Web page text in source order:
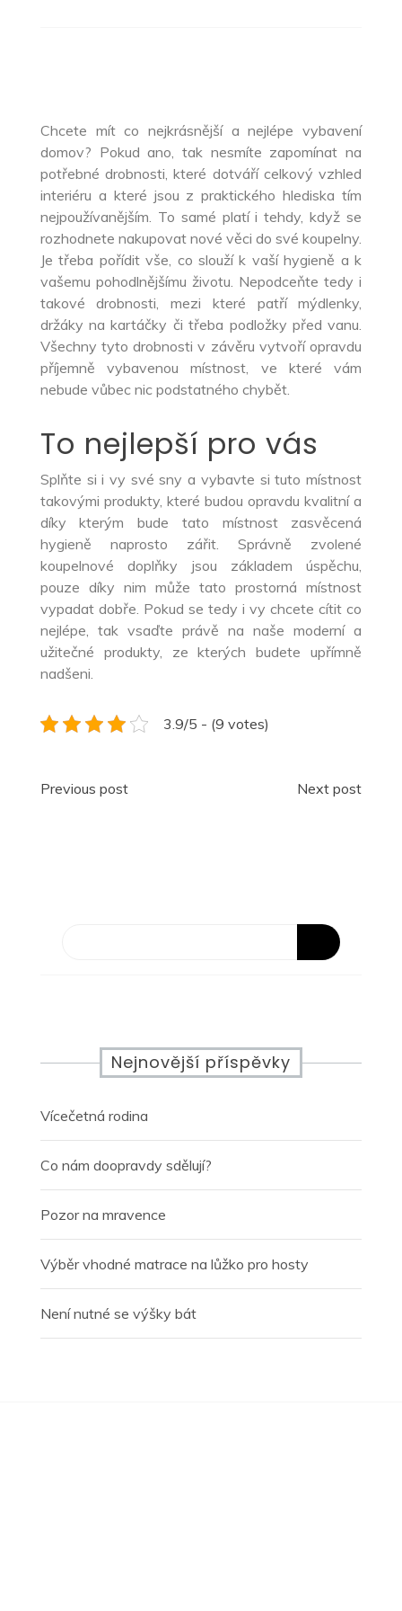
Chcete mít co nejkrásnější a nejlépe vybavení
domov? Pokud ano, tak nesmíte zapomínat na
potřebné drobnosti, které dotváří celkový vzhled
interiéru a které jsou z praktického hlediska tím
nejpoužívanějším. To samé platí i tehdy, když se
rozhodnete nakupovat nové věci do své koupelny.
Je třeba pořídit vše, co slouží k vaší hygieně a k
vašemu pohodlnějšímu životu. Nepodceňte tedy i
takové drobnosti, mezi které patří mýdlenky,
držáky na kartáčky či třeba podložky před vanu.
Všechny tyto drobnosti v závěru vytvoří opravdu
příjemně vybavenou místnost, ve které vám
nebude vůbec nic podstatného chybět.
To nejlepší pro vás
Splňte si i vy své sny a vybavte si tuto místnost
takovými produkty, které budou opravdu kvalitní a
díky kterým bude tato místnost zasvěcená
hygieně naprosto zářit. Správně zvolené
koupelnové doplňky jsou základem úspěchu,
pouze díky nim může tato prostorná místnost
vypadat dobře. Pokud se tedy i vy chcete cítit co
nejlépe, tak vsaďte právě na naše moderní a
užitečné produkty, ze kterých budete upřímně
nadšeni.
3.9/5 - (9 votes)
Navigace
Previous post Next post
Nejnovější příspěvky
Vícečetná rodina
Co nám doopravdy sdělují?
Pozor na mravence
Výběr vhodné matrace na lůžko pro hosty
Není nutné se výšky bát